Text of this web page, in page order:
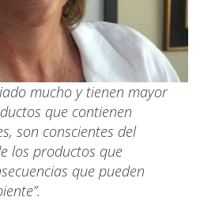
mucho y tienen mayor
que contienen
son conscientes del
los productos que
que pueden